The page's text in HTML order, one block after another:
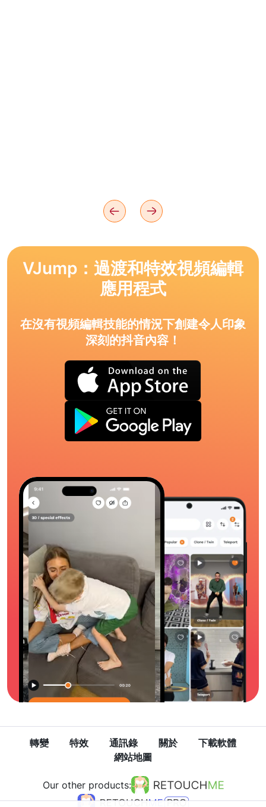
VJump：過渡和特效視頻編輯
應用程式
在沒有視頻編輯技能的情況下創建令人印象
深刻的抖音內容！
轉變 特效 通訊錄 關於
下載軟體
網站地圖
Our other products: